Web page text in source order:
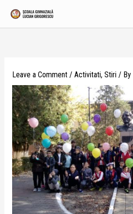
content
Leave a Comment / Activitati, Stiri/ By